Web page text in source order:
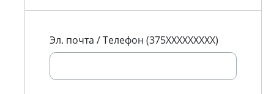
Эл. почта / Телефон (375XXXXXXXXX)